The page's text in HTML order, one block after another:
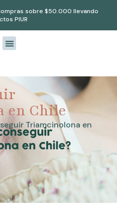
sobre $50.000 llevando
PIUR
en Chile
Triamcinolona en